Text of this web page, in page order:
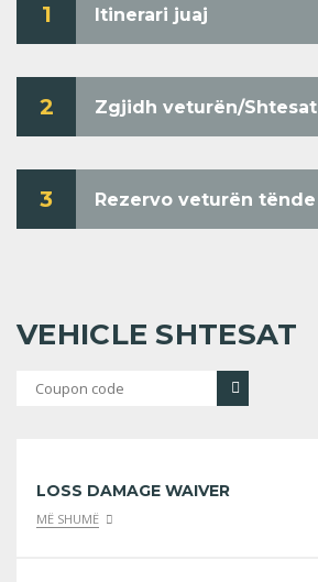
1 Itinerari juaj
2 Zgjidh veturën/Shtesat
3 Rezervo veturën tënde
VEHICLE SHTESAT
LOSS DAMAGE WAIVER
MË SHUMË